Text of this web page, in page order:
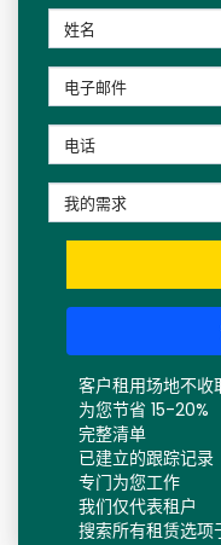
客户租用场地不收
为您节省 15-20%
完整清单
已建立的跟踪记录
专门为您工作
我们仅代表租户
搜索所有租赁选